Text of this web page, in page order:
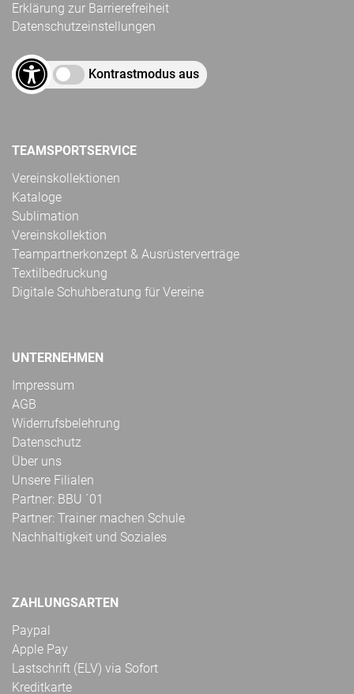
Erklärung zur Barrierefreiheit
Datenschutzeinstellungen
Kontrastmodus aus
TEAMSPORTSERVICE
Vereinskollektionen
Kataloge
Sublimation
Vereinskollektion
Teampartnerkonzept & Ausrüsterverträge
Textilbedruckung
Digitale Schuhberatung für Vereine
UNTERNEHMEN
Impressum
AGB
Widerrufsbelehrung
Datenschutz
Über uns
Unsere Filialen
Partner: BBU ´01
Partner: Trainer machen Schule
Nachhaltigkeit und Soziales
ZAHLUNGSARTEN
Paypal
Apple Pay
Lastschrift (ELV) via Sofort
Kreditkarte